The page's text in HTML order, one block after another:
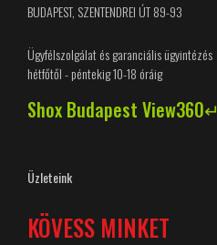
BUDAPEST, SZENTENDREI ÚT 89-93
Ügyfélszolgálat és garanciális ügyintézés
hétfőtől - péntekig 10-18 óráig
Shox Budapest View360↵
Üzleteink
KÖVESS MINKET